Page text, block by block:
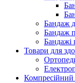
Бандаж
Бандаж
Бандажі
Товари для
Компресійний